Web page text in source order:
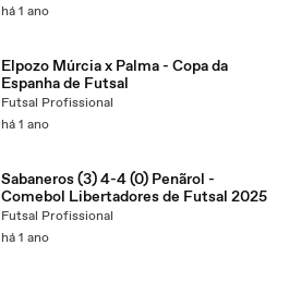
há 1 ano
Elpozo Múrcia x Palma - Copa da
Espanha de Futsal
Futsal Profissional
há 1 ano
Sabaneros (3) 4-4 (0) Penãrol -
Comebol Libertadores de Futsal 2025
Futsal Profissional
há 1 ano